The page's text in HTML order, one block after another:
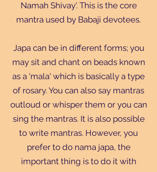
Namah Shivay'. This is the core
mantra used by Babaji devotees.
Japa can be in different forms; you
may sit and chant on beads known
as a 'mala' which is basically a type
of rosary. You can also say mantras
outloud or whisper them or you can
sing the mantras. It is also possible
to write mantras. However, you
prefer to do nama japa, the
important thing is to do it with